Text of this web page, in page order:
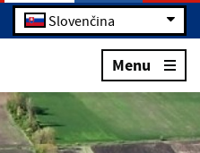
Slovenčina
Menu